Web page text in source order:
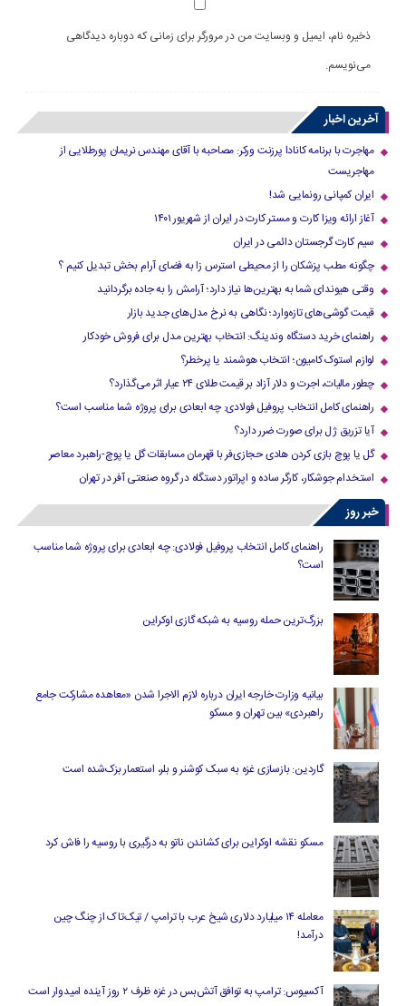
ذخیره نام، ایمیل و وبسایت من در مرورگر برای زمانی که دوباره دیدگاهی
می‌نویسم.
آخرین اخبار
مهاجرت با برنامه کانادا پرزنت ورکر: مصاحبه با آقای مهندس نریمان پورطلایی از
مهاجریست
ایران کمپانی رونمایی شد!
آغاز ارائه ویزا کارت و مستر کارت در ایران از شهریور ۱۴۰۱
سیم کارت گرجستان دائمی در ایران
چگونه مطب پزشکان را از محیطی استرس زا به فضای آرام بخش تبدیل کنیم ؟
وقتی هیوندای شما به بهترین‌ها نیاز دارد؛ آرامش را به جاده برگردانید
قیمت گوشی‌های تازه‌وارد؛ نگاهی به نرخ مدل‌های جدید بازار
راهنمای خرید دستگاه وندینگ: انتخاب بهترین مدل برای فروش خودکار
لوازم استوک کامیون؛ انتخاب هوشمند یا پرخطر؟
چطور مالیات، اجرت و دلار آزاد بر قیمت طلای ۲۴ عیار اثر می‌گذارد؟
راهنمای کامل انتخاب پروفیل فولادی: چه ابعادی برای پروژه شما مناسب است؟
آیا تزریق ژل برای صورت ضرر دارد​؟
گل یا پوچ بازی کردن هادی حجازی‌فر با قهرمان مسابقات گل یا پوچ-راهبرد معاصر
استخدام جوشکار، کارگر ساده و اپراتور دستگاه در گروه صنعتی آفر در تهران
خبر روز
راهنمای کامل انتخاب پروفیل فولادی: چه ابعادی برای پروژه شما مناسب
است؟
بزرگ‌ترین حمله روسیه به شبکه گازی اوکراین
بیانیه وزارت خارجه ایران درباره لازم‌ الاجرا شدن «معاهده مشارکت جامع
راهبردی» بین تهران و مسکو
گاردین: بازسازی غزه به سبک کوشنر و بلر، استعمار بزک‌شده است
مسکو نقشه اوکراین برای کشاندن ناتو به درگیری با روسیه را فاش کرد
معامله ۱۴ میلیارد دلاری شیخ عرب با ترامپ / تیک‌تاک از چنگ چین
درآمد!
آکسیوس: ترامپ به توافق آتش‌بس در غزه ظرف ۲ روز آینده امیدوار است